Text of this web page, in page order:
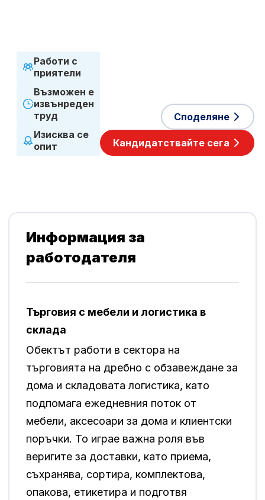
Работи с
приятели
Възможен е
извънреден
труд
Изисква се
опит
Споделяне
Кандидатствайте сега
Информация за
работодателя
Търговия с мебели и логистика в
склада
Обектът работи в сектора на
търговията на дребно с обзавеждане за
дома и складовата логистика, като
подпомага ежедневния поток от
мебели, аксесоари за дома и клиентски
поръчки. То играе важна роля във
веригите за доставки, като приема,
съхранява, сортира, комплектова,
опакова, етикетира и подготвя